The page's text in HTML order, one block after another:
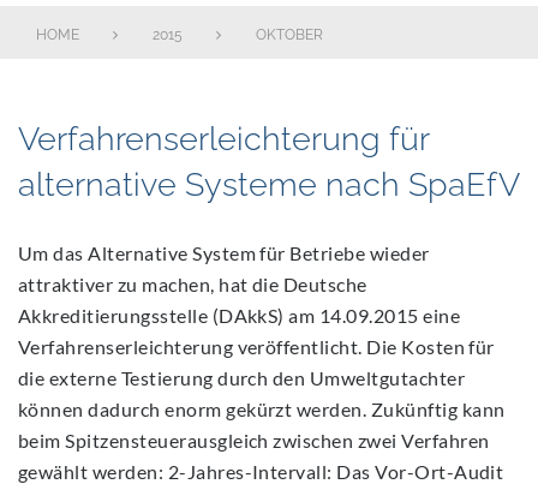
HOME 2015 OKTOBER
Monat:
Oktober
Verfahrenserleichterung für
alternative Systeme nach SpaEfV
Um das Alternative System für Betriebe wieder
attraktiver zu machen, hat die Deutsche
Akkreditierungsstelle (DAkkS) am 14.09.2015 eine
Verfahrenserleichterung veröffentlicht. Die Kosten für
die externe Testierung durch den Umweltgutachter
können dadurch enorm gekürzt werden. Zukünftig kann
beim Spitzensteuerausgleich zwischen zwei Verfahren
gewählt werden: 2-Jahres-Intervall: Das Vor-Ort-Audit